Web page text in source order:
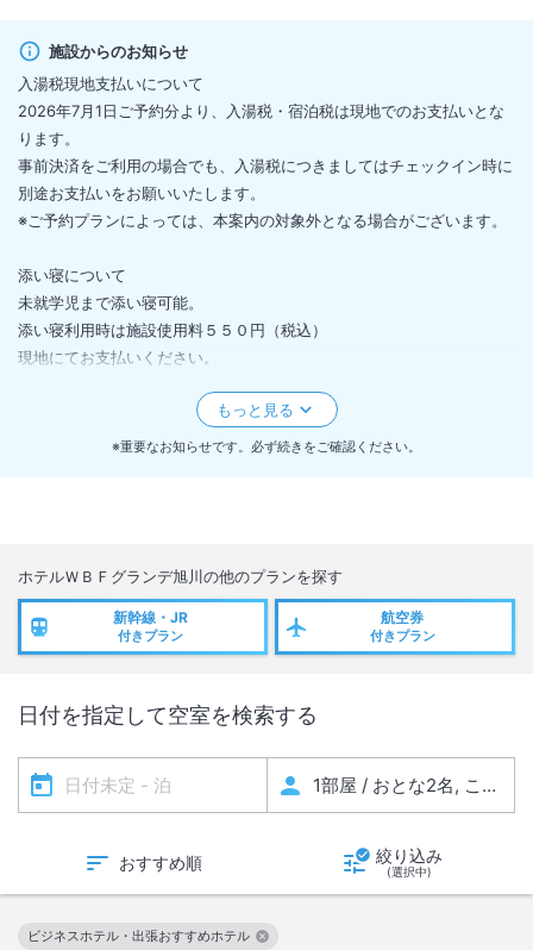
施設からのお知らせ
入湯税現地支払いについて
2026年7月1日ご予約分より、入湯税・宿泊税は現地でのお支払いとな
ります。
事前決済をご利用の場合でも、入湯税につきましてはチェックイン時に
別途お支払いをお願いいたします。
※ご予約プランによっては、本案内の対象外となる場合がございます。
添い寝について
未就学児まで添い寝可能。
添い寝利用時は施設使用料５５０円（税込）
現地にてお支払いください。
（ベッドガード：生後18ヶ月から60ヶ月まで貸出可能）
現地にてお支払いください。
※プランによっては特典としての設定もあります。
※小学３年生以下のお子様はご利用いただけません。
喫煙所あり：１階ロビー及、２階「みなぴりかの湯」
予約人数分のお布団を準備を行います（添い寝は対象外）
4名時：ベッド×2布団2組
※重要なお知らせです。必ず続きをご確認ください。
ホテルＷＢＦグランデ旭川の他のプランを探す
新幹線・JR
付きプラン
航空券
付きプラン
日付を指定して空室を検索する
おすすめ順 絞り込み
(選択中)
ビジネスホテル・出張おすすめホテル
この絞り込み条件を解除